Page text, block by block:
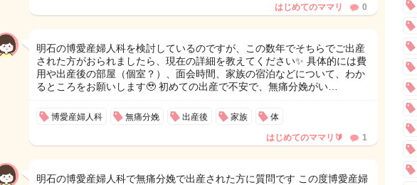
はじめてのママリ 0
明石の博愛産婦人科を検討しているのですが、この数年でそちらでご出産
された方がおられましたら、現在の詳細を教えてください✨ 具体的には費
用や出産後の部屋（個室？）、面会時間、家族の宿泊などについて、わか
るところをお願いします🥹 初めての出産で不安で、無痛分娩がい…
博愛産婦人科 無痛分娩 出産後 家族 体
はじめてのママリ🔰 1
明石の博愛産婦人科で無痛分娩で出産された方に質問です この度博愛産婦